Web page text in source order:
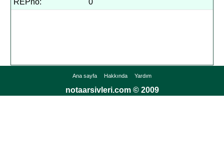
REPno:
0
Ana sayfa Hakkında Yardım
notaarsivleri.com © 2009